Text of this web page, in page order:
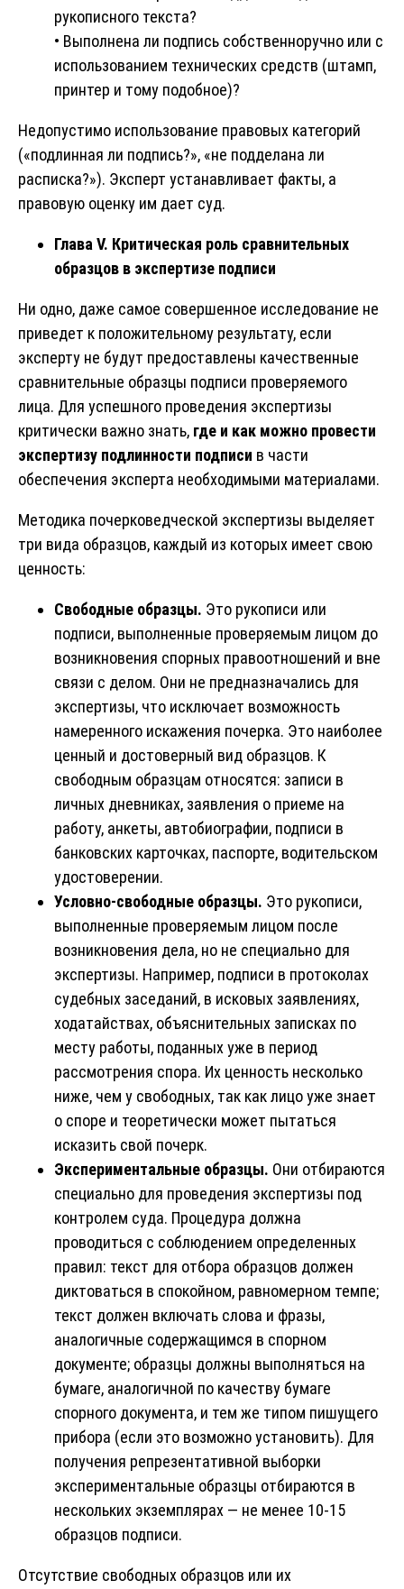
рукописного текста?
• Выполнена ли подпись собственноручно или с
использованием технических средств (штамп,
принтер и тому подобное)?
Недопустимо использование правовых категорий
(«подлинная ли подпись?», «не подделана ли
расписка?»). Эксперт устанавливает факты, а
правовую оценку им дает суд.
Глава V. Критическая роль сравнительных
образцов в экспертизе подписи
Ни одно, даже самое совершенное исследование не
приведет к положительному результату, если
эксперту не будут предоставлены качественные
сравнительные образцы подписи проверяемого
лица. Для успешного проведения экспертизы
критически важно знать, где и как можно провести
экспертизу подлинности подписи в части
обеспечения эксперта необходимыми материалами.
Методика почерковедческой экспертизы выделяет
три вида образцов, каждый из которых имеет свою
ценность:
Свободные образцы. Это рукописи или
подписи, выполненные проверяемым лицом до
возникновения спорных правоотношений и вне
связи с делом. Они не предназначались для
экспертизы, что исключает возможность
намеренного искажения почерка. Это наиболее
ценный и достоверный вид образцов. К
свободным образцам относятся: записи в
личных дневниках, заявления о приеме на
работу, анкеты, автобиографии, подписи в
банковских карточках, паспорте, водительском
удостоверении.
Условно-свободные образцы. Это рукописи,
выполненные проверяемым лицом после
возникновения дела, но не специально для
экспертизы. Например, подписи в протоколах
судебных заседаний, в исковых заявлениях,
ходатайствах, объяснительных записках по
месту работы, поданных уже в период
рассмотрения спора. Их ценность несколько
ниже, чем у свободных, так как лицо уже знает
о споре и теоретически может пытаться
исказить свой почерк.
Экспериментальные образцы. Они отбираются
специально для проведения экспертизы под
контролем суда. Процедура должна
проводиться с соблюдением определенных
правил: текст для отбора образцов должен
диктоваться в спокойном, равномерном темпе;
текст должен включать слова и фразы,
аналогичные содержащимся в спорном
документе; образцы должны выполняться на
бумаге, аналогичной по качеству бумаге
спорного документа, и тем же типом пишущего
прибора (если это возможно установить). Для
получения репрезентативной выборки
экспериментальные образцы отбираются в
нескольких экземплярах — не менее 10-15
образцов подписи.
Отсутствие свободных образцов или их